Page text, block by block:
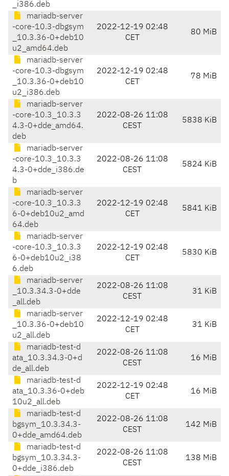
_i386.deb
mariadb-server
-core-10.3-dbgsym
_10.3.36-0+deb10
u2_amd64.deb
2022-12-19 02:48
CET
80 MiB
mariadb-server
-core-10.3-dbgsym
_10.3.36-0+deb10
u2_i386.deb
2022-12-19 02:48
CET
78 MiB
mariadb-server
-core-10.3_10.3.3
4.3-0+dde_amd64.
deb
2022-08-26 11:08
CEST
5838 KiB
mariadb-server
-core-10.3_10.3.3
4.3-0+dde_i386.de
b
2022-08-26 11:08
CEST
5824 KiB
mariadb-server
-core-10.3_10.3.3
6-0+deb10u2_amd
64.deb
2022-12-19 02:48
CET
5841 KiB
mariadb-server
-core-10.3_10.3.3
6-0+deb10u2_i38
6.deb
2022-12-19 02:48
CET
5830 KiB
mariadb-server
_10.3.34.3-0+dde
_all.deb
2022-08-26 11:08
CEST
31 KiB
mariadb-server
_10.3.36-0+deb10
u2_all.deb
2022-12-19 02:48
CET
31 KiB
mariadb-test-d
ata_10.3.34.3-0+d
de_all.deb
2022-08-26 11:08
CEST
16 MiB
mariadb-test-d
ata_10.3.36-0+deb
10u2_all.deb
2022-12-19 02:48
CET
16 MiB
mariadb-test-d
bgsym_10.3.34.3-
0+dde_amd64.deb
2022-08-26 11:08
CEST
142 MiB
mariadb-test-d
bgsym_10.3.34.3-
0+dde_i386.deb
2022-08-26 11:08
CEST
138 MiB